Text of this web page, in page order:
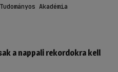
Akadémia
a nappali rekordokra kell